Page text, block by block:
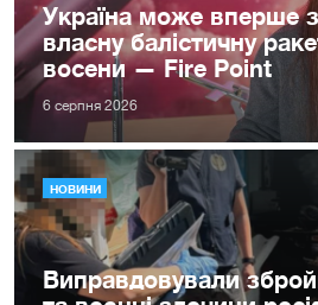
Україна може вперше
власну балістичну
восени — Fire Point
6 серпня 2026
НОВИНИ
Виправдовували